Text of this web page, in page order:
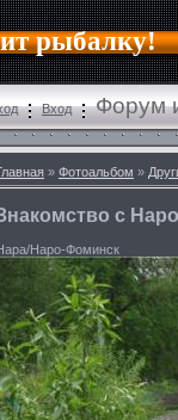
рыбалку!
Вход Форум
» Фотоальбом »
с
Наро-Фоминск